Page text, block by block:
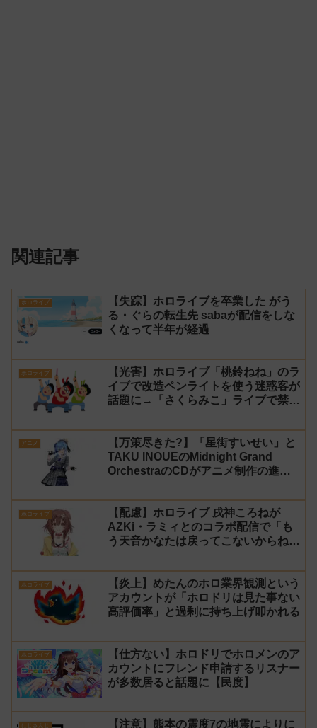
関連記事
ホロライブ
【失踪】ホロライブを卒業した がう
る・ぐらの転生先 sabaが配信をしな
くなって半年が経過
ホロライブ
【光害】ホロライブ「桃鈴ねね」のラ
イブで改造ペンライトを使う迷惑客が
話題に→「さくらみこ」ライブで禁止
アニメ
【万策尽きた?】「星街すいせい」と
TAKU INOUEのMidnight Grand
OrchestraのCDがアニメ制作の進行
ホロライブ
【配慮】ホロライブ 戌神ころねが
AZKi・ラミィとのコラボ配信で「も
う天音かなたは戻ってこないからね」
ホロライブ
【炎上】めたんのホロ業界観測という
アカウントが「ホロドリは見た事ない
高評価率」と過剰に持ち上げ叩かれる
ホロライブ
【仕方ない】ホロドリでホロメンのア
カウントにフレンド申請するリスナー
が多数居ると話題に【民度】
にじさんじ 【注意】熊本の震度7の地震によりに